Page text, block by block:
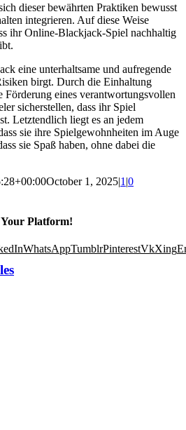
dieser bewährten Praktiken bewusst
integrieren. Auf diese Weise
ihr Online-Blackjack-Spiel nachhaltig
eine unterhaltsame und aufregende
birgt. Durch die Einhaltung
Förderung eines verantwortungsvollen
sicherstellen, dass ihr Spiel
Letztendlich liegt es an jedem
sie ihre Spielgewohnheiten im Auge
sie Spaß haben, ohne dabei die
October 1, 2025|1 |0
Your Platform!
WhatsAppTumblrPinterestVkXing